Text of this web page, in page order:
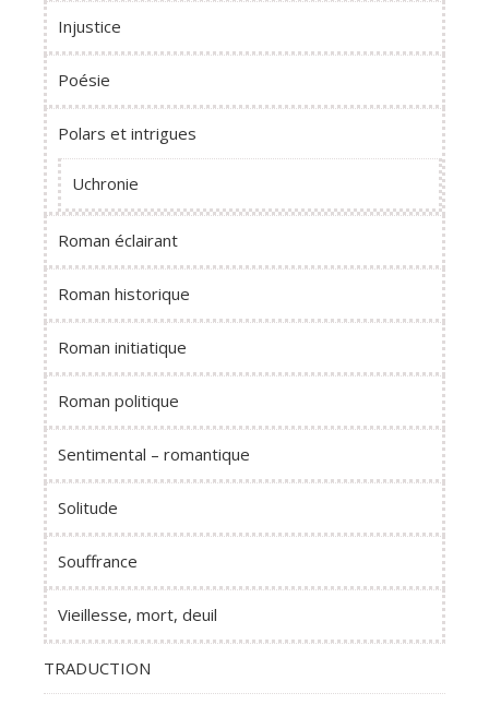
Injustice
Poésie
Polars et intrigues
Uchronie
Roman éclairant
Roman historique
Roman initiatique
Roman politique
Sentimental – romantique
Solitude
Souffrance
Vieillesse, mort, deuil
TRADUCTION